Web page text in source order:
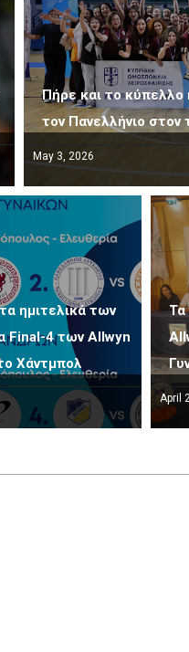
Πήρε και το κύπελλο
τον Πανελλήνιο στον
May 3, 2026
ημιτελικά των
Final-4 των Allwyn
Χάντμπολ
Τα
April